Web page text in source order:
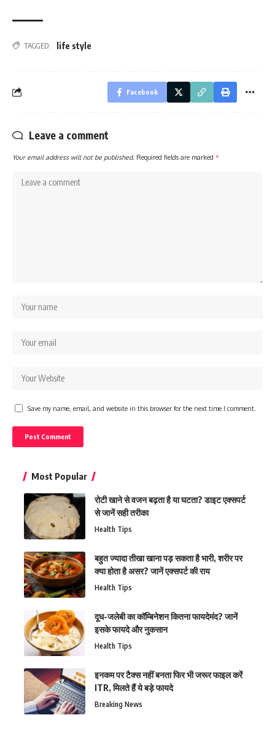
TAGGED: life style
Facebook
Leave a comment
Your email address will not be published. Required fields are marked *
Save my name, email, and website in this browser for the next time I comment.
Most Popular
रोटी खाने से वजन बढ़ता है या घटता? डाइट एक्सपर्ट
से जानें सही तरीका
Health Tips
बहुत ज्यादा तीखा खाना पड़ सकता है भारी, शरीर पर
क्या होता है असर? जानें एक्सपर्ट की राय
Health Tips
दूध-जलेबी का कॉम्बिनेशन कितना फायदेमंद? जानें
इसके फायदे और नुकसान
Health Tips
इनकम पर टैक्स नहीं बनता फिर भी जरूर फाइल करें
ITR, मिलते हैं ये बड़े फायदे
Breaking News